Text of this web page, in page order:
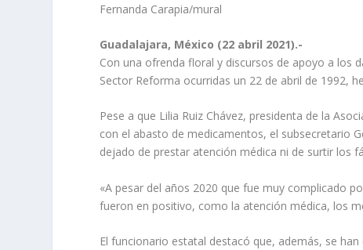
Fernanda Carapia/mural
Guadalajara, México (22 abril 2021).-
Con una ofrenda floral y discursos de apoyo a los
Sector Reforma ocurridas un 22 de abril de 1992,
Pese a que Lilia Ruiz Chávez, presidenta de la
con el abasto de medicamentos, el subsecretario
dejado de prestar atención médica ni de surtir los
«A pesar del años 2020 que fue muy complicado
fueron en positivo, como la atención médica, los
El funcionario estatal destacó que, además, se